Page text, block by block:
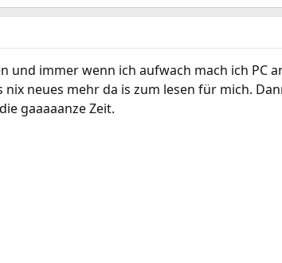
und immer wenn ich aufwach mach ich PC
neues mehr da is zum lesen für mich.
gaaaaanze Zeit.